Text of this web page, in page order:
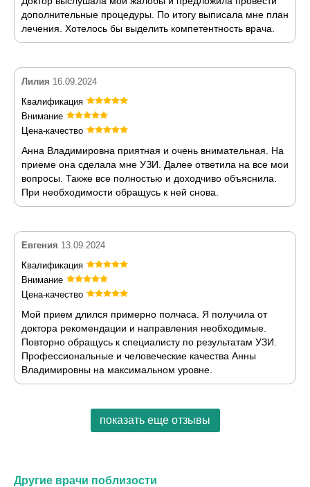
дополнительные процедуры. По итогу выписала мне план
лечения. Хотелось бы выделить компетентность врача.
Лилия 16.09.2024
Квалификация
Внимание
Цена-качество
Анна Владимировна приятная и очень внимательная. На
приеме она сделала мне УЗИ. Далее ответила на все мои
вопросы. Также все полностью и доходчиво объяснила.
При необходимости обращусь к ней снова.
Евгения 13.09.2024
Квалификация
Внимание
Цена-качество
Мой прием длился примерно полчаса. Я получила от
доктора рекомендации и направления необходимые.
Повторно обращусь к специалисту по результатам УЗИ.
Профессиональные и человеческие качества Анны
Владимировны на максимальном уровне.
показать еще отзывы
Другие врачи поблизости